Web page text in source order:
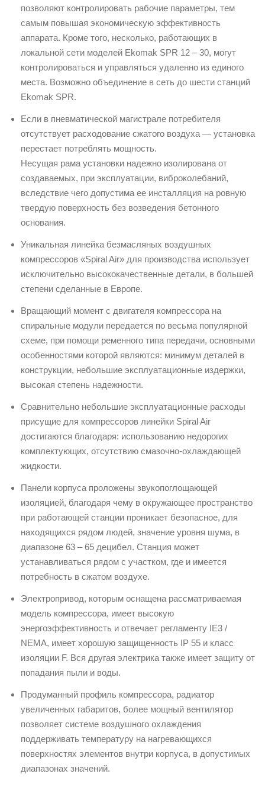
позволяют контролировать рабочие параметры, тем
самым повышая экономическую эффективность
аппарата. Кроме того, несколько, работающих в
локальной сети моделей Ekomak SPR 12 – 30, могут
контролироваться и управляться удаленно из единого
места. Возможно объединение в сеть до шести станций
Ekomak SPR.
Если в пневматической магистрале потребителя
отсутствует расходование сжатого воздуха — установка
перестает потреблять мощность.
Несущая рама установки надежно изолирована от
создаваемых, при эксплуатации, виброколебаний,
вследствие чего допустима ее инсталляция на ровную
твердую поверхность без возведения бетонного
основания.
Уникальная линейка безмасляных воздушных
компрессоров «Spiral Air» для производства использует
исключительно высококачественные детали, в большей
степени сделанные в Европе.
Вращающий момент с двигателя компрессора на
спиральные модули передается по весьма популярной
схеме, при помощи ременного типа передачи, основными
особенностями которой являются: минимум деталей в
конструкции, небольшие эксплуатационные издержки,
высокая степень надежности.
Сравнительно небольшие эксплуатационные расходы
присущие для компрессоров линейки Spiral Air
достигаются благодаря: использованию недорогих
комплектующих, отсутствию смазочно-охлаждающей
жидкости.
Панели корпуса проложены звукопоглощающей
изоляцией, благодаря чему в окружающее пространство
при работающей станции проникает безопасное, для
находящихся рядом людей, значение уровня шума, в
диапазоне 63 – 65 децибел. Станция может
устанавливаться рядом с участком, где и имеется
потребность в сжатом воздухе.
Электропривод, которым оснащена рассматриваемая
модель компрессора, имеет высокую
энергоэффективность и отвечает регламенту IE3 /
NEMA, имеет хорошую защищенность IP 55 и класс
изоляции F. Вся другая электрика также имеет защиту от
попадания пыли и воды.
Продуманный профиль компрессора, радиатор
увеличенных габаритов, более мощный вентилятор
позволяет системе воздушного охлаждения
поддерживать температуру на нагревающихся
поверхностях элементов внутри корпуса, в допустимых
диапазонах значений.